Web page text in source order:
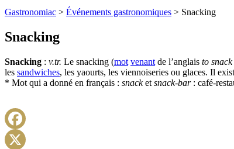
Gastronomiac > Événements gastronomiques > Snacking
Snacking
Snacking : v.tr. Le snacking (mot venant de l’anglais to snack
les sandwiches, les yaourts, les viennoiseries ou glaces. Il
* Mot qui a donné en français : snacket snack-bar: café-